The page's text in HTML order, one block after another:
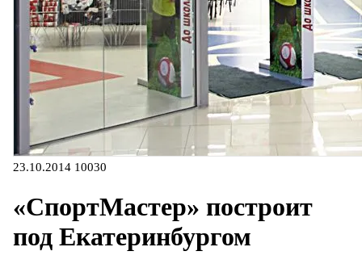
23.10.2014 10030
«СпортМастер» построит
под Екатеринбургом